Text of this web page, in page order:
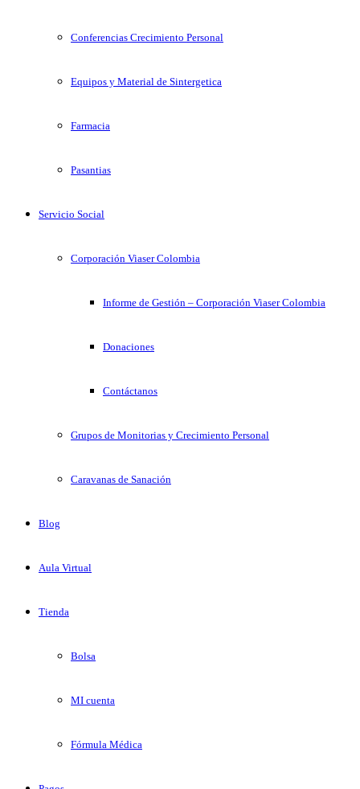
Conferencias Crecimiento Personal
Equipos y Material de Sintergetica
Farmacia
Pasantias
Servicio Social
Corporación Viaser Colombia
Informe de Gestión – Corporación Viaser Colombia
Donaciones
Contáctanos
Grupos de Monitorias y Crecimiento Personal
Caravanas de Sanación
Blog
Aula Virtual
Tienda
Bolsa
MI cuenta
Fórmula Médica